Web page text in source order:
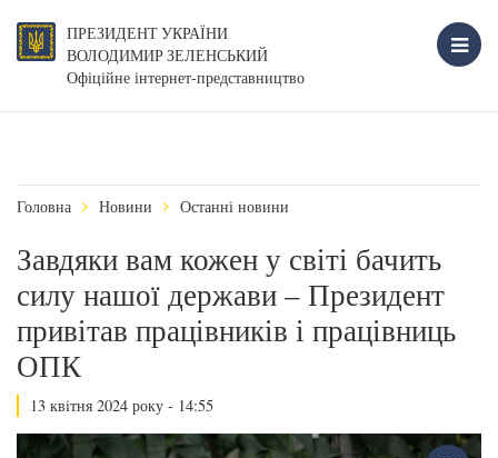
ПРЕЗИДЕНТ УКРАЇНИ
ВОЛОДИМИР ЗЕЛЕНСЬКИЙ
Офіційне інтернет-представництво
Головна Новини Останні новини
Завдяки вам кожен у світі бачить
силу нашої держави – Президент
привітав працівників і працівниць
ОПК
13 квітня 2024 року - 14:55